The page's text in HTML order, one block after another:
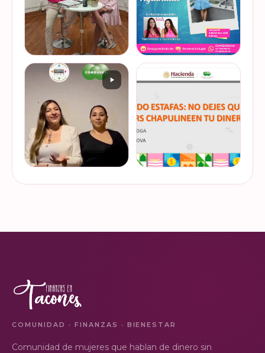
INSTAGRAM
INSTAGRAM
De cuando te toca ser la
entrevistada. Un placer
platicar con Esther Luiselli
de tus finanzas en la serie
de "Mu…
VER EN
INSTAGRAM
mejor forma de gestionar
ese dinero extra de fin de
ahorro o aguinaldo, es un
dinero…
VER EN
INSTAGRAM
de la Semana Nacional de
que los hackers
COMUNIDAD · FINANZAS · BIENESTAR
Comunidad de mujeres que hablan de dinero sin